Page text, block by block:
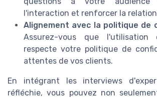
l'interaction et renforcer la
Alignement avec la politique de
Assurez-vous que l'utilisation
respecte votre politique de
attentes de vos clients.
En intégrant les interviews
réfléchie, vous pouvez non